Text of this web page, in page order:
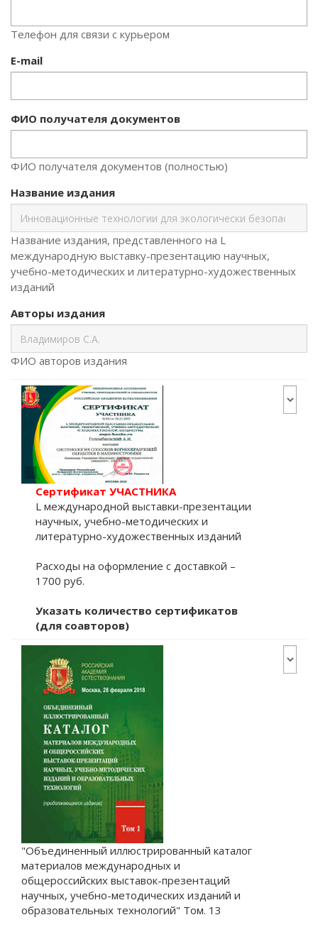
Телефон для связи с курьером
E-mail
ФИО получателя документов
ФИО получателя документов (полностью)
Название издания
Название издания, представленного на L
международную выставку-презентацию научных,
учебно-методических и литературно-художественных
изданий
Авторы издания
ФИО авторов издания
Сертификат УЧАСТНИКА
L международной выставки-презентации
научных, учебно-методических и
литературно-художественных изданий
Расходы на оформление с доставкой –
1700 руб.
Указать количество сертификатов
(для соавторов)
"Объединенный иллюстрированный каталог
материалов международных и
общероссийских выставок-презентаций
научных, учебно-методических изданий и
образовательных технологий" Том. 13